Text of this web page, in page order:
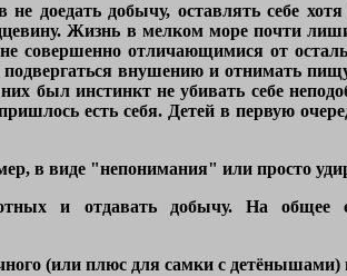
доедать добычу, оставлять себе
Жизнь в мелком море почти
совершенно отличающимися от
внушению и отнимать
был инстинкт не убивать себе
есть себя. Детей в первую
в виде "непонимания" или просто
и отдавать добычу. На общее
(или плюс для самки с детёнышами)